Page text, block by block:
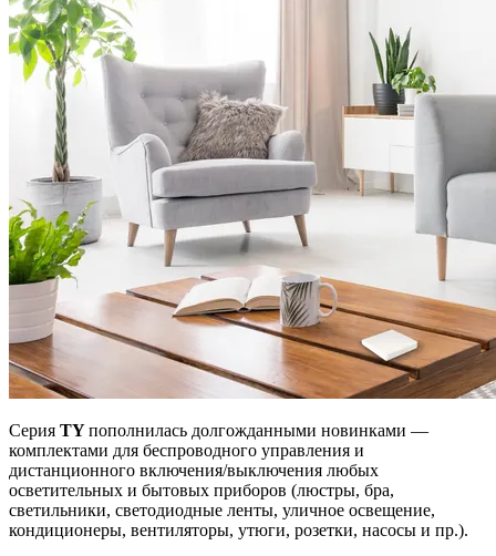
Серия TYпополнилась долгожданными новинками —
комплектами для беспроводного управления и
дистанционного включения/выключения любых
осветительных и бытовых приборов (люстры, бра,
светильники, светодиодные ленты, уличное освещение,
кондиционеры, вентиляторы, утюги, розетки, насосы и пр.).